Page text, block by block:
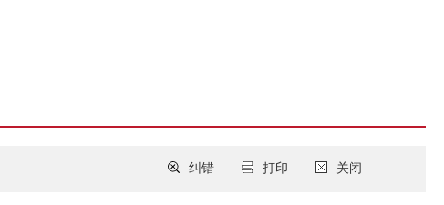
关闭
打印
纠错